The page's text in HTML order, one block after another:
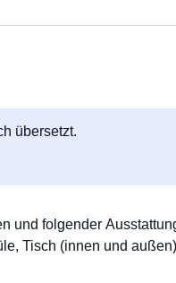
übersetzt.
und folgender
Tisch (innen und